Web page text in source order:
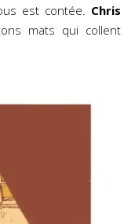
est contée. Chris
mats qui collent